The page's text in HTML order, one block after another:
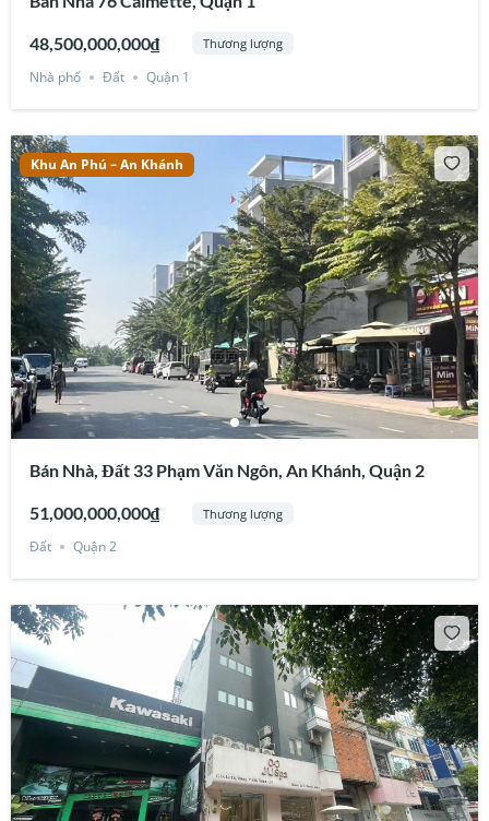
48,500,000,000₫ Thương lượng
Nhà phố Đất Quận 1
Khu An Phú – An Khánh
Bán Nhà, Đất 33 Phạm Văn Ngôn, An Khánh, Quận 2
51,000,000,000₫ Thương lượng
Đất Quận 2